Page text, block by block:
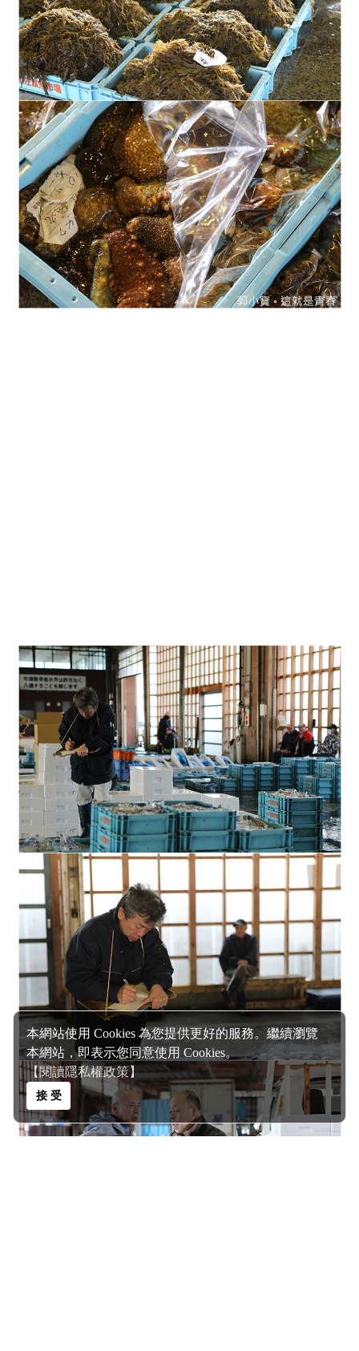
本網站使用 Cookies 為您提供更好的服務。繼續瀏覽
本網站，即表示您同意使用 Cookies。
【閱讀隱私權政策】
接 受